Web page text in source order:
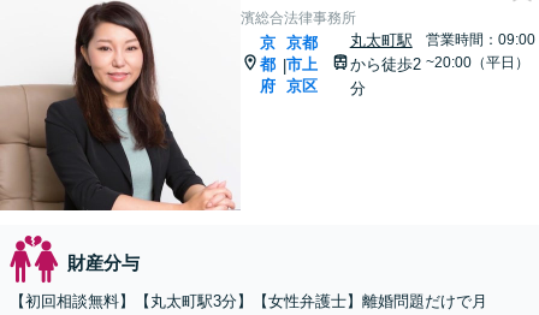
濱総合法律事務所
京
都
府
|
京都
市上
京区
丸太町駅
から徒歩2
分
営業時間：09:00
~20:00（平日）
財産分与
【初回相談無料】【丸太町駅3分】【女性弁護士】離婚問題だけで月